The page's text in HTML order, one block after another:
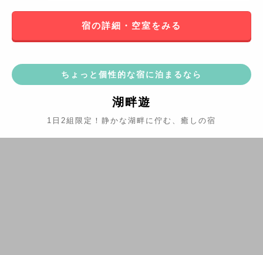
宿の詳細・空室をみる
ちょっと個性的な宿に泊まるなら
湖畔遊
1日2組限定！静かな湖畔に佇む、癒しの宿